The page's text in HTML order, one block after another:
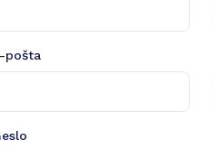
pošta